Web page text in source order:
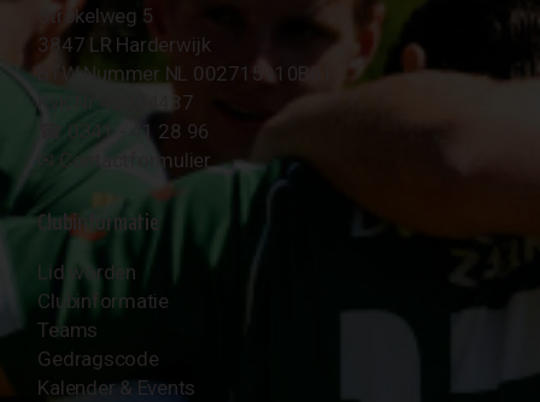
Strokelweg 5
3847 LR Harderwijk
BTW Nummer NL 002715910B01
KvK Nr 40094437
☎︎ 0341 - 41 28 96
✉︎ Contactformulier
Clubinformatie
Lid worden
Clubinformatie
Teams
Gedragscode
Kalender & Events